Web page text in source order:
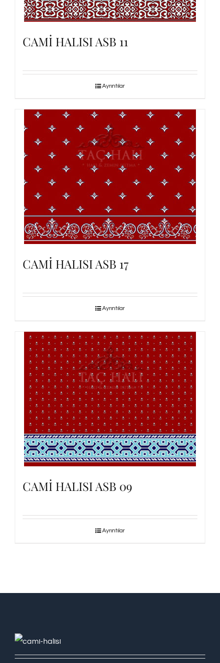
CAMİ HALISI ASB 11
Ayrıntılar
CAMİ HALISI ASB 17
Ayrıntılar
CAMİ HALISI ASB 09
Ayrıntılar